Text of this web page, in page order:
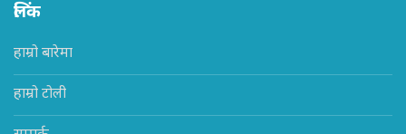
लिंक
हाम्रो बारेमा
हाम्रो टोली